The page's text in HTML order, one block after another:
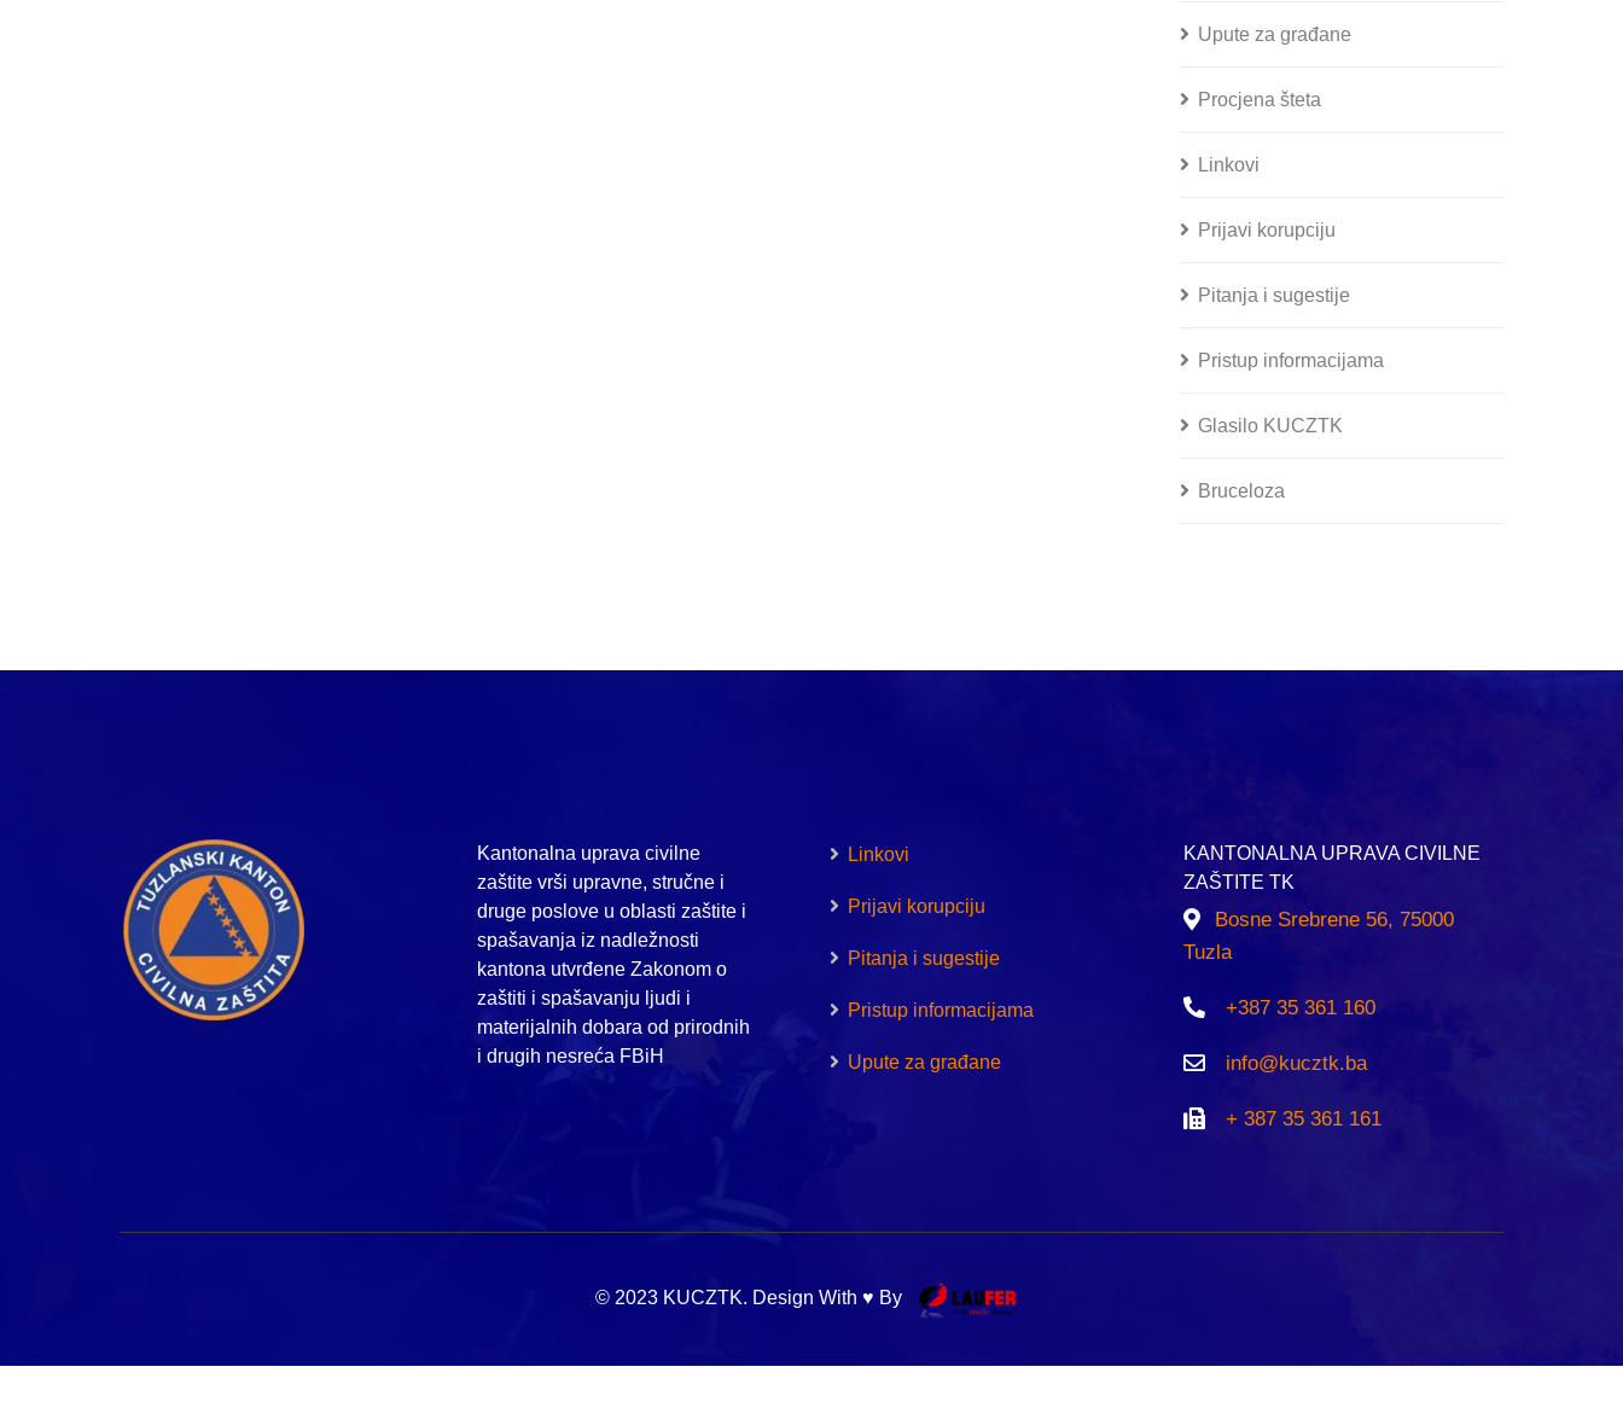
Upute za građane
Procjena šteta
Linkovi
Prijavi korupciju
Pitanja i sugestije
Pristup informacijama
Glasilo KUCZTK
Bruceloza
Kantonalna uprava civilne
zaštite vrši upravne, stručne i
druge poslove u oblasti zaštite i
spašavanja iz nadležnosti
kantona utvrđene Zakonom o
zaštiti i spašavanju ljudi i
materijalnih dobara od prirodnih
i drugih nesreća FBiH
Linkovi
Prijavi korupciju
Pitanja i sugestije
Pristup informacijama
Upute za građane
KANTONALNA UPRAVA CIVILNE
ZAŠTITE TK
Bosne Srebrene 56, 75000
Tuzla
+387 35 361 160
info@kucztk.ba
+ 387 35 361 161
© 2023 KUCZTK. Design With ♥ By